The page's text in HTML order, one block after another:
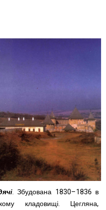
. Збудована 1830–1836 в
кладовищі. Цегляна,